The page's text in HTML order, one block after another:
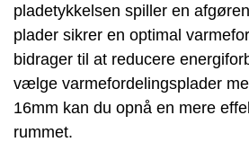
pladetykkelsen spiller en
plader sikrer en optimal
bidrager til at reducere
vælge varmefordelingsplader
16mm kan du opnå en mere
rummet.